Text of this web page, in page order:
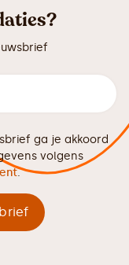
ga je akkoord
volgens
.